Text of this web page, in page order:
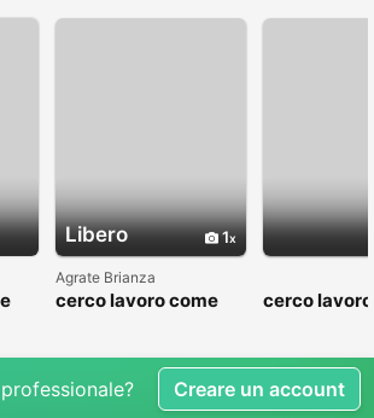
Libero 1
Agrate Brianza
cerco lavoro come
cerco
Creare un account